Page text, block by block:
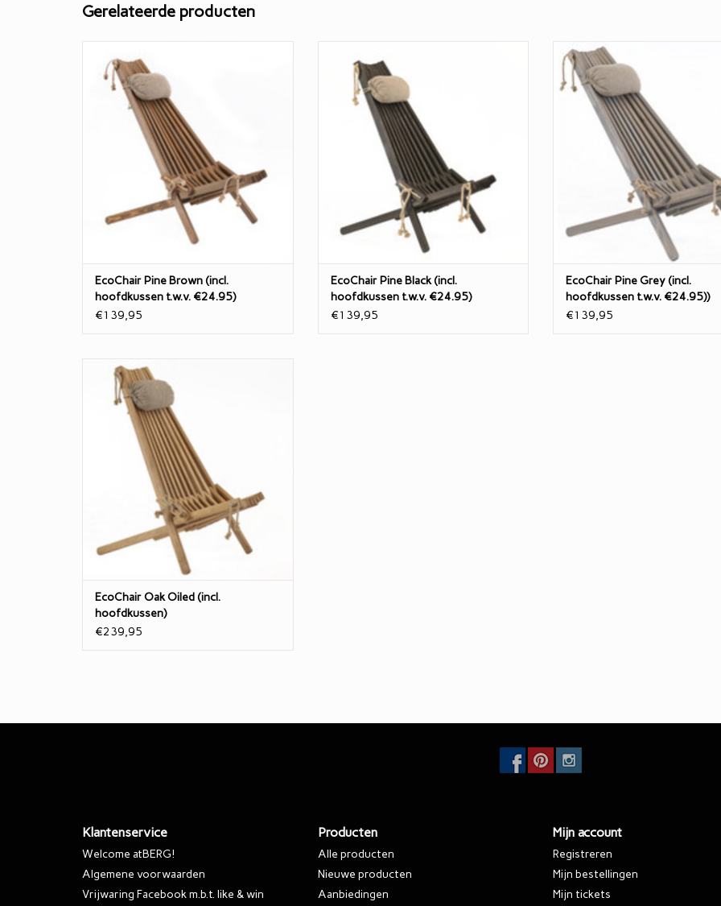
Gerelateerde producten
100% NATURE
Zeg nou zelf: Onze EcoChair loungestoel
is toch een sieraad voor je tuin, veranda of
serre?!
Vervaardigd van bruin geolied
Scandinavisch Grenen.
Deze fijne stoel heeft 2 standen en
EcoChair Pine Brown (incl.
hoofdkussen t.w.v. €24.95)
€139,95
100% NATURE
Zeg nou zelf: Onze EcoChair loungestoel
is toch een sieraad voor je tuin, veranda of
serre?!
Vervaardigd van bruin geolied
Scandinavisch Grenen.
Deze fijne stoel heeft 2 standen en is
opvouwbaar
EcoChair Pine Black (incl.
hoofdkussen t.w.v. €24.95)
€139,95
EcoChair van grijs geolied
100% NATURE
Zeg nou zelf: Onze EcoChair
is toch een sieraad voor je tuin,
serre?!
Vervaardigd van bruin
Scandinavisch Grenen.
Deze fijne stoel heeft 2
EcoChair Pine Grey (incl.
hoofdkussen t.w.v. €24.95))
€139,95
Ecochair van geolied eiken.
100% NATURE
Zeg nou zelf: Onze EcoChair loungestoel
is toch een sieraad voor je tuin, veranda of
serre?!
Vervaardigd van bruin geolied
Scandinavisch Grenen.
Deze fijne stoel heeft 2 standen en is
opvouwbaar waardoo
EcoChair Oak Oiled (incl.
hoofdkussen)
€239,95
Klantenservice
Welcome atBERG!
Algemene voorwaarden
Vrijwaring Facebook m.b.t. like & win
Producten
Alle producten
Nieuwe producten
Aanbiedingen
Mijn account
Registreren
Mijn bestellingen
Mijn tickets